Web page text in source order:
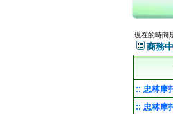
現在的時間
商務
:: 忠林摩
:: 忠林摩